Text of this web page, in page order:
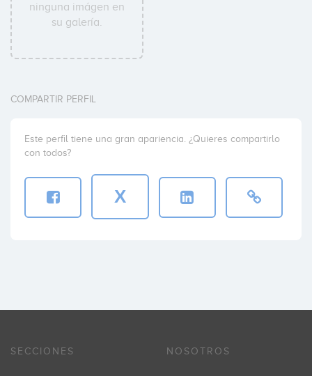
ninguna imágen en
su galería.
COMPARTIR PERFIL
Este perfil tiene una gran apariencia. ¿Quieres compartirlo
con todos?
X
SECCIONES NOSOTROS